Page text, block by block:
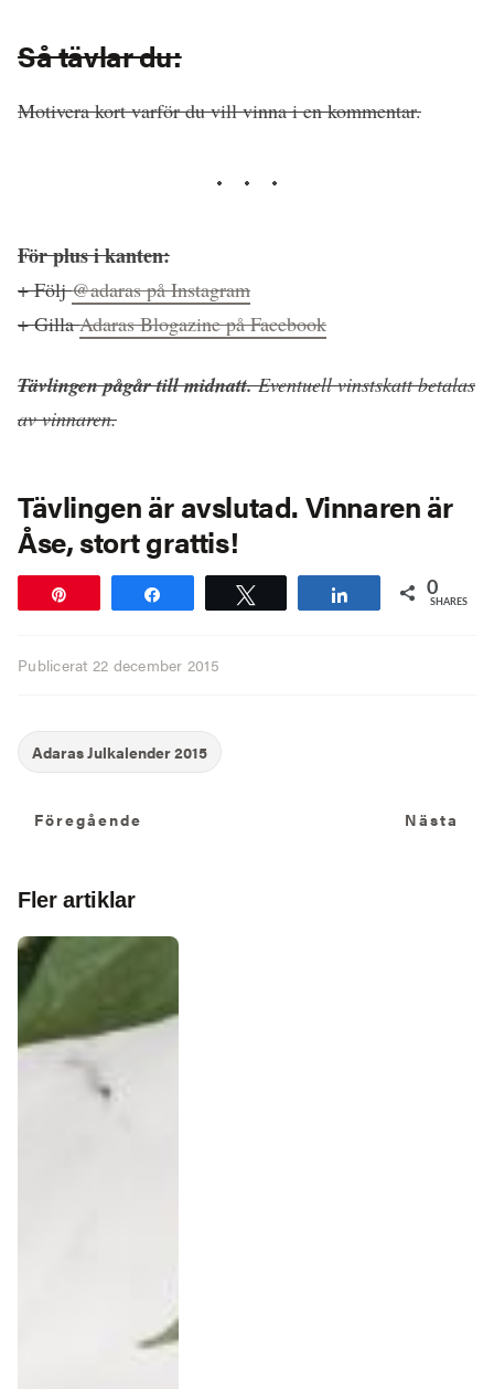
Så tävlar du:
Motivera kort varför du vill vinna i en kommentar.
För plus i kanten:
+ Följ@adaras på Instagram
+ GillaAdaras Blogazine på Facebook
Tävlingen pågår till midnatt.Eventuell vinstskatt betalas
av vinnaren.
Tävlingen är avslutad. Vinnaren är
Åse, stort grattis!
Share 0
SHARES
Publicerat 22 december 2015
Föregående
Föregående Nästa
Fler artiklar